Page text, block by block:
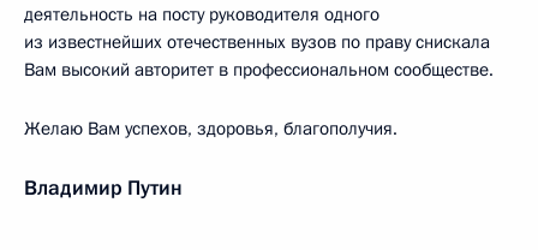
деятельность на посту руководителя одного
из известнейших отечественных вузов по праву снискала
Вам высокий авторитет в профессиональном сообществе.
Желаю Вам успехов, здоровья, благополучия.
Владимир Путин